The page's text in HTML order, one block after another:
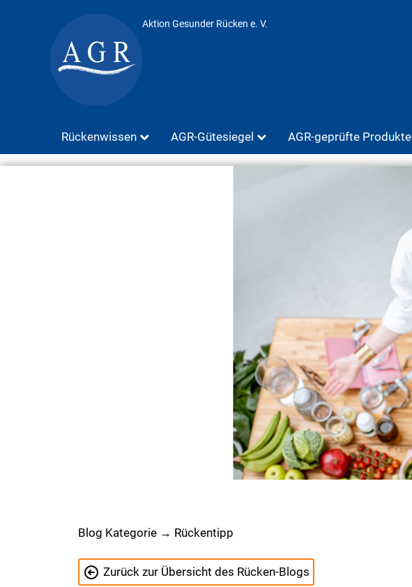
Aktion Gesunder Rücken e. V.
Rückenwissen AGR-Gütesiegel AGR-geprüfte Produkte
Blog Kategorie → Rückentipp
Zurück zur Übersicht des Rücken-Blogs